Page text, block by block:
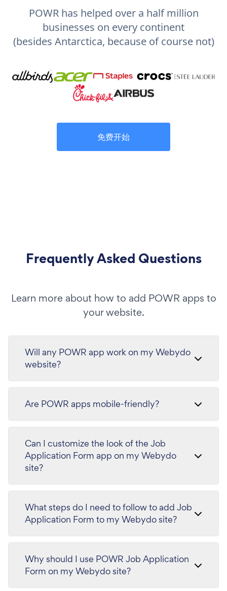
POWR has helped over a half million
businesses on every continent
(besides Antarctica, because of course not)
免费开始
Frequently Asked Questions
Learn more about how to add POWR apps to
your website.
Will any POWR app work on my Webydo
website?
Are POWR apps mobile-friendly?
Can I customize the look of the Job
Application Form app on my Webydo
site?
What steps do I need to follow to add Job
Application Form to my Webydo site?
Why should I use POWR Job Application
Form on my Webydo site?